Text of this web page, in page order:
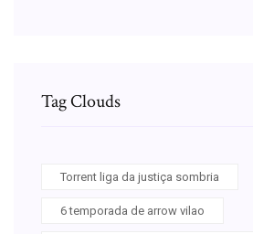
Tag Clouds
Torrent liga da justiça sombria
6 temporada de arrow vilao